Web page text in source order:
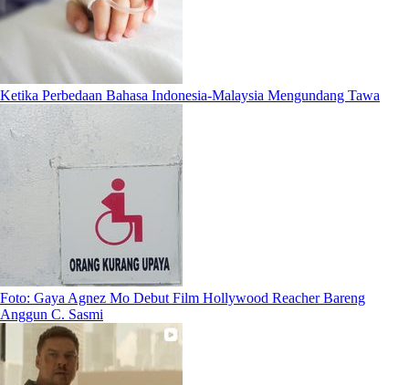
Ketika Perbedaan Bahasa Indonesia-Malaysia Mengundang Tawa
Foto: Gaya Agnez Mo Debut Film Hollywood Reacher Bareng
Anggun C. Sasmi